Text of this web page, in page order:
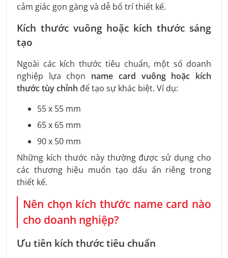
cảm giác gọn gàng và dễ bố trí thiết kế.
Kích thước vuông hoặc kích thước sáng
tạo
Ngoài các kích thước tiêu chuẩn, một số doanh
nghiệp lựa chọn name card vuông hoặc kích
thước tùy chỉnh để tạo sự khác biệt. Ví dụ:
55 x 55 mm
65 x 65 mm
90 x 50 mm
Những kích thước này thường được sử dụng cho
các thương hiệu muốn tạo dấu ấn riêng trong
thiết kế.
Nên chọn kích thước name card nào
cho doanh nghiệp?
Ưu tiên kích thước tiêu chuẩn